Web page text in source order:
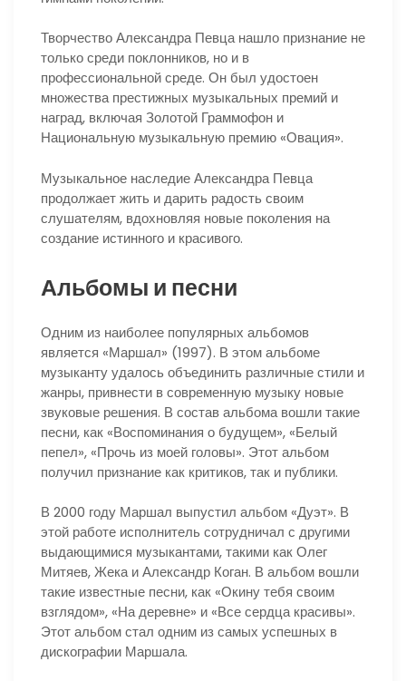
Творчество Александра Певца нашло признание не
только среди поклонников, но и в
профессиональной среде. Он был удостоен
множества престижных музыкальных премий и
наград, включая Золотой Граммофон и
Национальную музыкальную премию «Овация».
Музыкальное наследие Александра Певца
продолжает жить и дарить радость своим
слушателям, вдохновляя новые поколения на
создание истинного и красивого.
Альбомы и песни
Одним из наиболее популярных альбомов
является «Маршал» (1997). В этом альбоме
музыканту удалось объединить различные стили и
жанры, привнести в современную музыку новые
звуковые решения. В состав альбома вошли такие
песни, как «Воспоминания о будущем», «Белый
пепел», «Прочь из моей головы». Этот альбом
получил признание как критиков, так и публики.
В 2000 году Маршал выпустил альбом «Дуэт». В
этой работе исполнитель сотрудничал с другими
выдающимися музыкантами, такими как Олег
Митяев, Жека и Александр Коган. В альбом вошли
такие известные песни, как «Окину тебя своим
взглядом», «На деревне» и «Все сердца красивы».
Этот альбом стал одним из самых успешных в
дискографии Маршала.